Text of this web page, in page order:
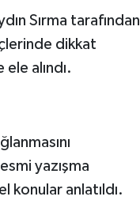
Sırma tarafından
dikkat
alındı.
yazışma
konular anlatıldı.